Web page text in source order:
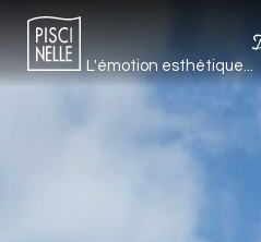
L'émotion esthétique...